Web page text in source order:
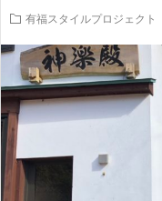
有福スタイルプロジェク